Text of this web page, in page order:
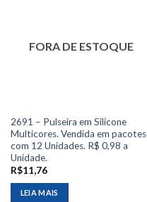
FORA DE ESTOQUE
2691 – Pulseira em Silicone
Multicores. Vendida em pacotes
com 12 Unidades. R$ 0,98 a
Unidade.
R$11,76
LEIA MAIS